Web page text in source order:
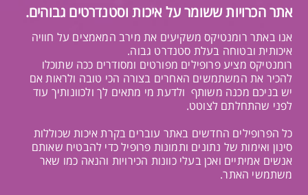
אתר הכרויות ששומר על איכות וסטנדרטים גבוהים.
אנו באתר רומנטיקס משקיעים את מירב המאמצים על חוויה
איכותית ובטוחה בעלת סטנדרט גבוה.
רומנטיקס מציע פרופילים מפורטים ומסודרים ככה שתוכלו
להכיר את המשתמשים האחרים בצורה הכי טובה ולראות אם
יש בניכם מכנה משותף ולדעת מי מתאים לך ולכוונותיך עוד
לפני שהתחלתם לצוטט.
כל הפרופילים החדשים באתר עוברים בקרת איכות שכוללות
סינון ואימות של נתונים ותמונות פרופיל כדי להבטיח שאותם
אנשים אמיתיים ואכן בעלי כוונות הכירויות והנאה כמו שאר
משתמשי האתר.